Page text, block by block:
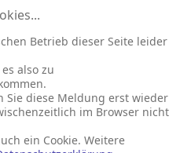
Betrieb dieser Seite leider
also zu
Sie diese Meldung erst wieder
im Browser nicht
ein Cookie. Weitere